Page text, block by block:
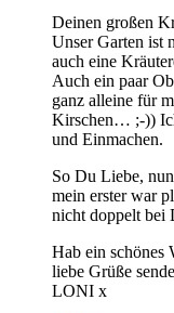
Deinen großen
Unser Garten ist
auch eine
Auch ein paar
ganz alleine für
Kirschen… ;-))
und Einmachen.
So Du Liebe,
mein erster war
nicht doppelt bei
Hab ein schönes
liebe Grüße
LONI x